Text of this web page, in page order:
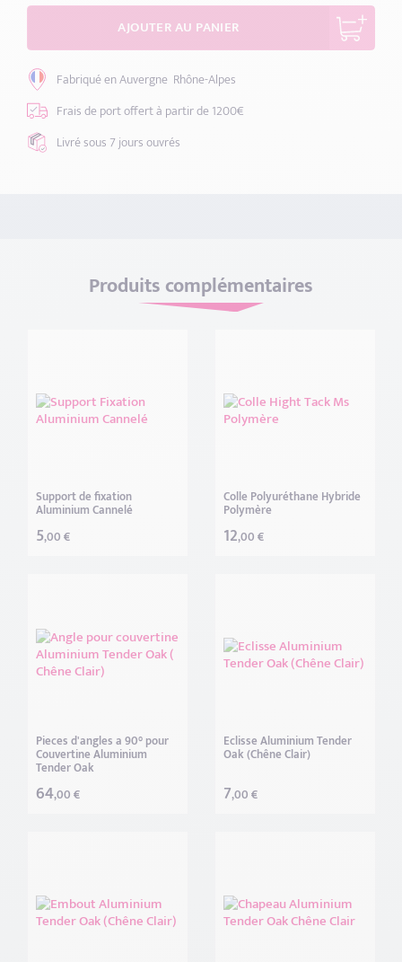
AJOUTER AU PANIER
Fabriqué en Auvergne Rhône-Alpes
Frais de port offertà partir de 1200€
Livré sous 7 joursouvrés
Produits complémentaires
Support de fixation
Aluminium Cannelé
5,00 €
Colle Polyuréthane Hybride
Polymère
12,00 €
Pieces d'angles a 90° pour
Couvertine Aluminium
Tender Oak
64,00 €
Eclisse Aluminium Tender
Oak (Chêne Clair)
7,00 €